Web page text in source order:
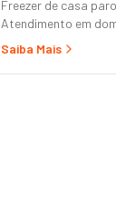
Freezer de casa
Atendimento em
horizontal (tipo
Esmaltec, Philco e
Saiba Mais